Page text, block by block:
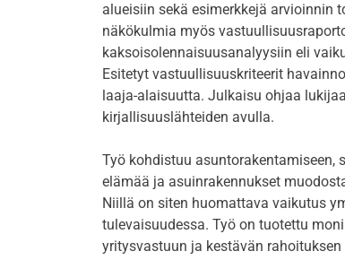
alueisiin sekä esimerkkejä arvioinnin
näkökulmia myös
kaksoisolennaisuusanalyysiin eli
Esitetyt vastuullisuuskriteerit
laaja-alaisuutta. Julkaisu ohjaa
kirjallisuuslähteiden avulla.
Työ kohdistuu asuntorakentamiseen,
elämää ja asuinrakennukset
Niillä on siten huomattava vaikutus
tulevaisuudessa. Työ on tuotettu
yritysvastuun ja kestävän